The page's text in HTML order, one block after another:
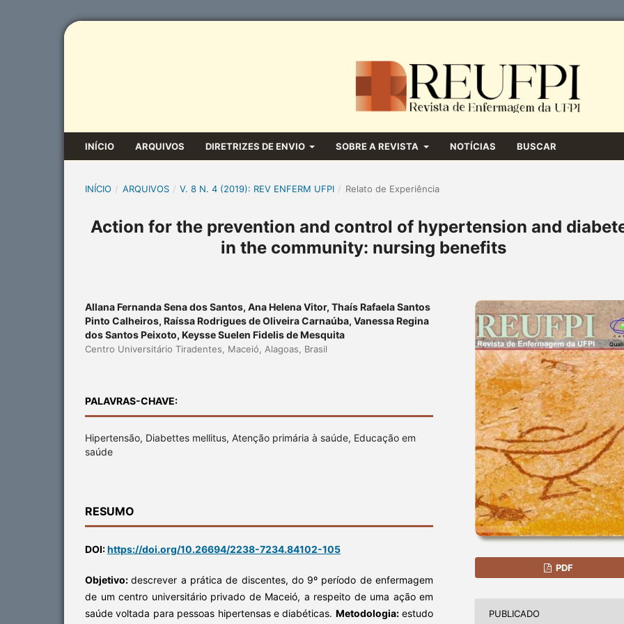
INÍCIO ARQUIVOS DIRETRIZES DE ENVIO SOBRE A REVISTA NOTÍCIAS BUSCAR
INÍCIO / ARQUIVOS / V. 8 N. 4 (2019): REV ENFERM UFPI / Relato de Experiência
Action for the prevention and control of hypertension and
in the community: nursing benefits
Allana Fernanda Sena dos Santos, Ana Helena Vitor, Thaís Rafaela Santos
Pinto Calheiros, Raíssa Rodrigues de Oliveira Carnaúba, Vanessa Regina
dos Santos Peixoto, Keysse Suelen Fidelis de Mesquita
Centro Universitário Tiradentes, Maceió, Alagoas, Brasil
PALAVRAS-CHAVE:
Hipertensão, Diabettes mellitus, Atenção primária à saúde, Educação em
saúde
RESUMO
DOI:https://doi.org/10.26694/2238-7234.84102-105
Objetivo:descrever a prática de discentes, do 9º período de enfermagem
de um centro universitário privado de Maceió, a respeito de uma ação em
saúde voltada para pessoas hipertensas e diabéticas. Metodologia:estudo
PDF
PUBLICADO